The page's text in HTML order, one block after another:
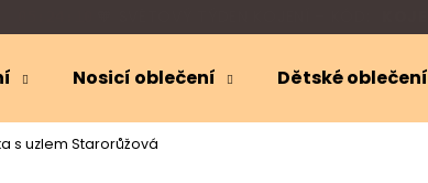
Nosicí oblečení Dětské oblečení
s uzlem Starorůžová
Co potřebujete najít?